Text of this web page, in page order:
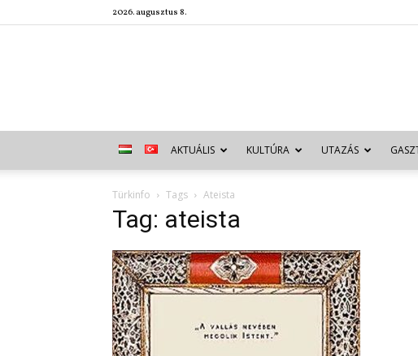
2026. augusztus 8.
AKTUÁLIS KULTÚRA UTAZÁS
Türkinfo Tags Ateista
Tag: ateista